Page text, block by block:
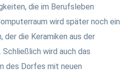
die im Berufsleben
wird später noch ein
der die Keramiken aus der
wird auch das
des Dorfes mit neuen